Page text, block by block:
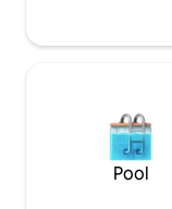
Strandhaus in
Pool